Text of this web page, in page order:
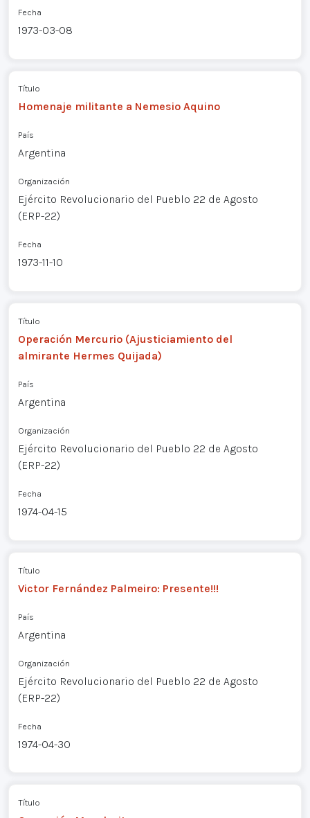
Fecha
1973-03-08
Título
Homenaje militante a Nemesio Aquino
País
Argentina
Organización
Ejército Revolucionario del Pueblo 22 de Agosto
(ERP-22)
Fecha
1973-11-10
Título
Operación Mercurio (Ajusticiamiento del
almirante Hermes Quijada)
País
Argentina
Organización
Ejército Revolucionario del Pueblo 22 de Agosto
(ERP-22)
Fecha
1974-04-15
Título
Victor Fernández Palmeiro: Presente!!!
País
Argentina
Organización
Ejército Revolucionario del Pueblo 22 de Agosto
(ERP-22)
Fecha
1974-04-30
Título